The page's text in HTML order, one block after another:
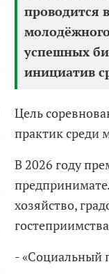
проводится
успешных
инициатив
Цель
практик среди
В 2026 году
хозяйство,
- «Социальный